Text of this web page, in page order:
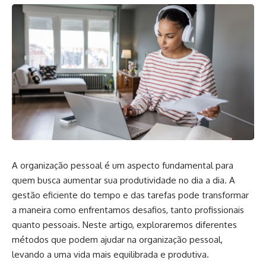
A organização pessoal é um aspecto fundamental para
quem busca aumentar sua produtividade no dia a dia. A
gestão eficiente do tempo e das tarefas pode transformar
a maneira como enfrentamos desafios, tanto profissionais
quanto pessoais. Neste artigo, exploraremos diferentes
métodos que podem ajudar na organização pessoal,
levando a uma vida mais equilibrada e produtiva.